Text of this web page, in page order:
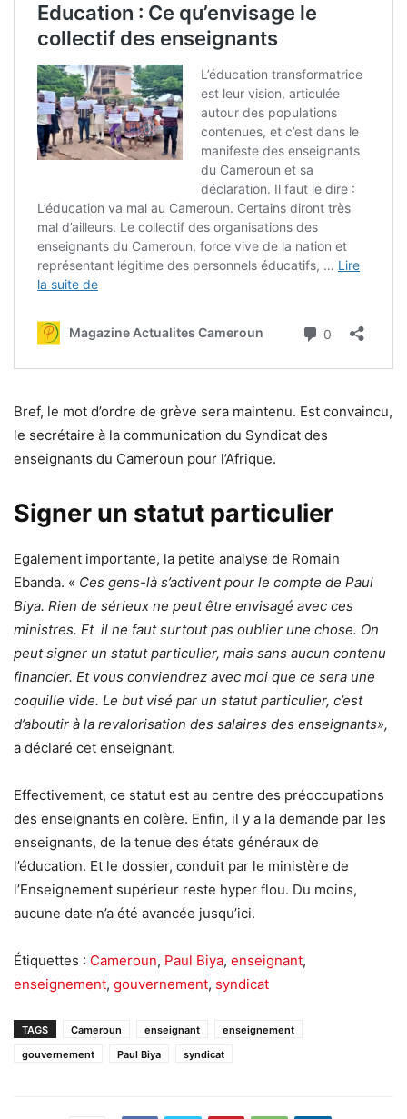
Bref, le mot d’ordre de grève sera maintenu. Est convaincu,
le secrétaire à la communication du Syndicat des
enseignants du Cameroun pour l’Afrique.
Signer un statut particulier
Egalement importante, la petite analyse de Romain
Ebanda. « Ces gens-là s’activent pour le compte de Paul
Biya. Rien de sérieux ne peut être envisagé avec ces
ministres. Et il ne faut surtout pas oublier une chose. On
peut signer un statut particulier, mais sans aucun contenu
financier. Et vous conviendrez avec moi que ce sera une
coquille vide. Le but visé par un statut particulier, c’est
d’aboutir à la revalorisation des salaires des enseignants»,
a déclaré cet enseignant.
Effectivement, ce statut est au centre des préoccupations
des enseignants en colère. Enfin, il y a la demande par les
enseignants, de la tenue des états généraux de
l’éducation. Et le dossier, conduit par le ministère de
l’Enseignement supérieur reste hyper flou. Du moins,
aucune date n’a été avancée jusqu’ici.
Étiquettes : Cameroun, Paul Biya, enseignant,
enseignement, gouvernement, syndicat
TAGS Cameroun enseignant
enseignement
gouvernement
Paul Biya syndicat